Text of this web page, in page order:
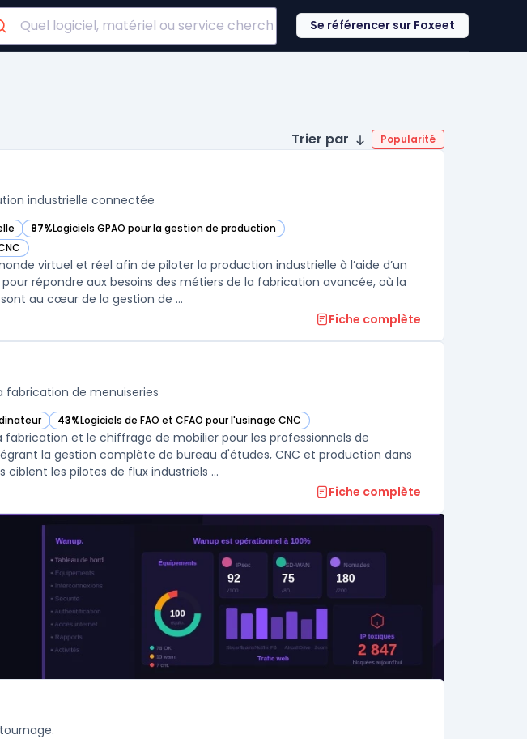
Se référencer sur Foxeet
Trier par Popularité
industrielle connectée
catégorie
87%Logiciels GPAO pour la gestion de production
— voir Dassault Systèmes DELMIA dans cette catégorie
virtuel et réel afin de piloter la production industrielle à l’aide d’un
répondre aux besoins des métiers de la fabrication avancée, où la
au cœur de la gestion de ...
Fiche complète
de menuiseries
43%Logiciels de FAO et CFAO pour l'usinage CNC
— voir Cabinet Pro dans cette catégorie
et le chiffrage de mobilier pour les professionnels de
la gestion complète de bureau d'études, CNC et production dans
un environnement unique. Les utilisateurs ciblent les pilotes de flux industriels ...
Fiche complète